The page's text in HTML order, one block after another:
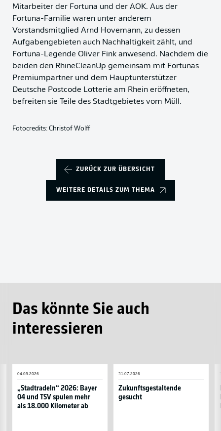
Mitarbeiter der Fortuna und der AOK. Aus der
Fortuna-Familie waren unter anderem
Vorstandsmitglied Arnd Hovemann, zu dessen
Aufgabengebieten auch Nachhaltigkeit zählt, und
Fortuna-Legende Oliver Fink anwesend. Nachdem die
beiden den RhineCleanUp gemeinsam mit Fortunas
Premiumpartner und dem Hauptunterstützer
Deutsche Postcode Lotterie am Rhein eröffneten,
befreiten sie Teile des Stadtgebietes vom Müll.
Fotocredits: Christof Wolff
ZURÜCK ZUR ÜBERSICHT
WEITERE DETAILS ZUM THEMA
Das könnte Sie auch
interessieren
„Stadtradeln“ 2026: Bayer
04 und TSV spulen mehr
als 18.000 Kilometer ab
04.08.2026
Bayer
04
und
Zukunftsgestaltende
gesucht
31.07.2026